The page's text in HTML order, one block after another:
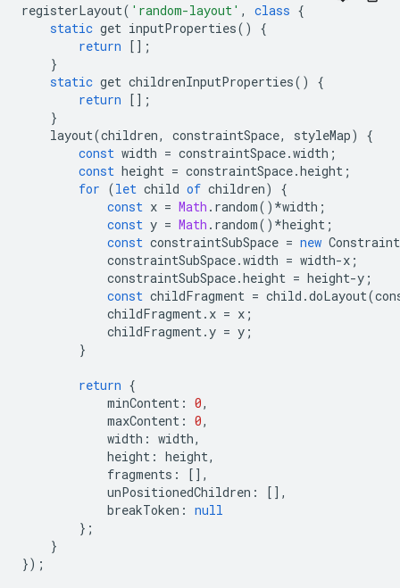
registerLayout( 'random-layout' , class {
static get inputProperties()
{
return [];
}
static get childrenInputProperties()
{
return [];
}
layout(children, constraintSpace, styleMap)
{
const width = constraintSpace.width ;
const height = constraintSpace.height ;
for (let child of children)
{
const x = Math . random() *width ;
const y = Math . random() *height ;
const constraintSubSpace = new
constraintSubSpace.width = width-x ;
constraintSubSpace.height = height-y ;
const childFragment = child .doLayout(
childFragment. x = x ;
childFragment.y = y ;
}
return {
minContent : 0,
maxContent : 0,
width : width,
height : height,
fragments :
[],
unPositionedChildren :
[],
breakToken : null
};
}
});